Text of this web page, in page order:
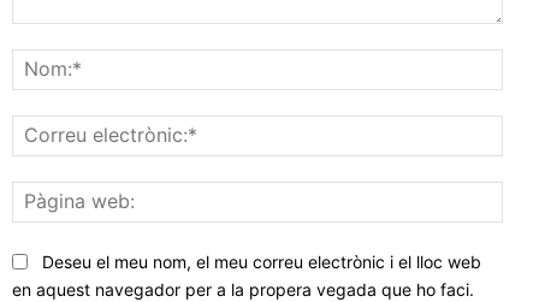
web:
Deseu el meu nom, el meu correu electrònic i el lloc web
en aquest navegador per a la propera vegada que ho faci.